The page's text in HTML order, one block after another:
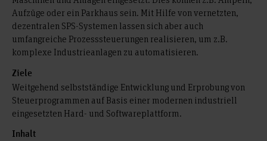
EIT-274-01 VHDL (VHD)
MEC-240 Echtzeitsysteme
MEC-240 Labor Steuerungstechnik (STL)
Aufzüge oder ein Parkhaus sein. Mit Hilfe von vernetzten,
dezentralen SPS-Systemen lassen sich aber auch
umfangreiche Prozesssteuerungen realisieren, um z.B.
komplexe Industrieanlagen zu automatisieren.
Ziele
Weitgehend selbstständige Entwicklung und Erprobung von
Steuerprogrammen auf Basis einer modernen industriell
eingesetzten Hard- und Softwareplattform.
Inhalt